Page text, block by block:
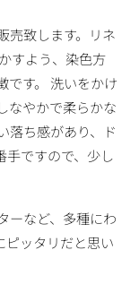
売致します。リネ
すよう、染色方
です。 洗いをかけ
なやかで柔らかな
落ち感があり、ド
手ですので、少し
ーなど、多種にわ
ピッタリだと思い